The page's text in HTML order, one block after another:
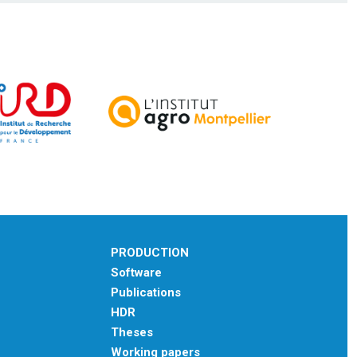
PRODUCTION
Software
Publications
HDR
Theses
Working papers